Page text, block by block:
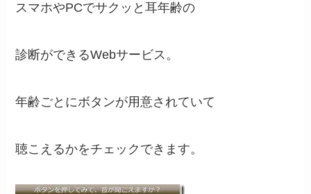
スマホやPCでサクッと耳年齢の
診断ができるWebサービス。
年齢ごとにボタンが用意されていて
聴こえるかをチェックできます。